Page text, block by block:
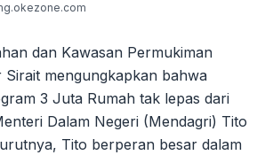
dan Kawasan Permukiman
mengungkapkan bahwa
3 Juta Rumah tak lepas dari
Dalam Negeri (Mendagri) Tito
Tito berperan besar dalam